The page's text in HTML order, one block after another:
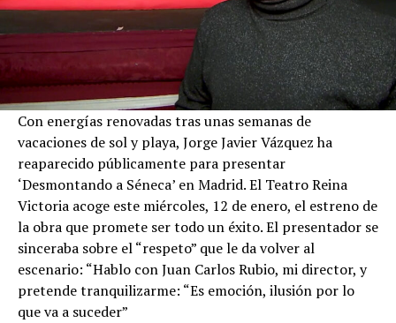
Con energías renovadas tras unas semanas de
vacaciones de sol y playa, Jorge Javier Vázquez ha
reaparecido públicamente para presentar
‘Desmontando a Séneca’ en Madrid. El Teatro Reina
Victoria acoge este miércoles, 12 de enero, el estreno de
la obra que promete ser todo un éxito. El presentador se
sinceraba sobre el “respeto” que le da volver al
escenario: “Hablo con Juan Carlos Rubio, mi director, y
pretende tranquilizarme: “Es emoción, ilusión por lo
que va a suceder”